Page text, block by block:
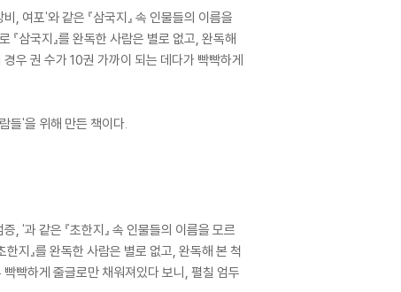
, 여포'와 같은 『삼국지』 속 인물들의 이름을
삼국지』를 완독한 사람은 별로 없고, 완독해
우 권 수가 10권 가까이 되는 데다가 빡빡하게
들'을 위해 만든 책이다.
'과 같은 『초한지』 속 인물들의 이름을 모르
지』를 완독한 사람은 별로 없고, 완독해 본 척
빡하게 줄글로만 채워져있다 보니, 펼칠 엄두